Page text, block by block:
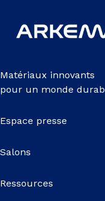
Matériaux innovants
pour un monde
Espace presse
Salons
Ressources